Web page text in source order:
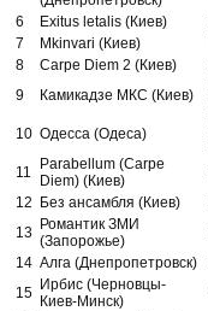
6
Exitus letalis (Киев)
7
Mkinvari (Киев)
8
Carpe Diem 2 (Киев)
9
Камикадзе МКС (Киев)
10 Одесса (Одеса)
11
Parabellum (Carpe
Diem) (Киев)
12
Без ансамбля (Киев)
13
Романтик ЗМИ
(Запорожье)
14 Алга (Днепропетровск)
15 Ирбис (Черновцы-
Киев-Минск)